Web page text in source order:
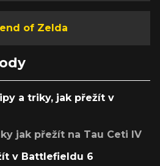
of Zelda
a triky, jak přežít v
jak přežít na Tau Ceti IV
v Battlefieldu 6